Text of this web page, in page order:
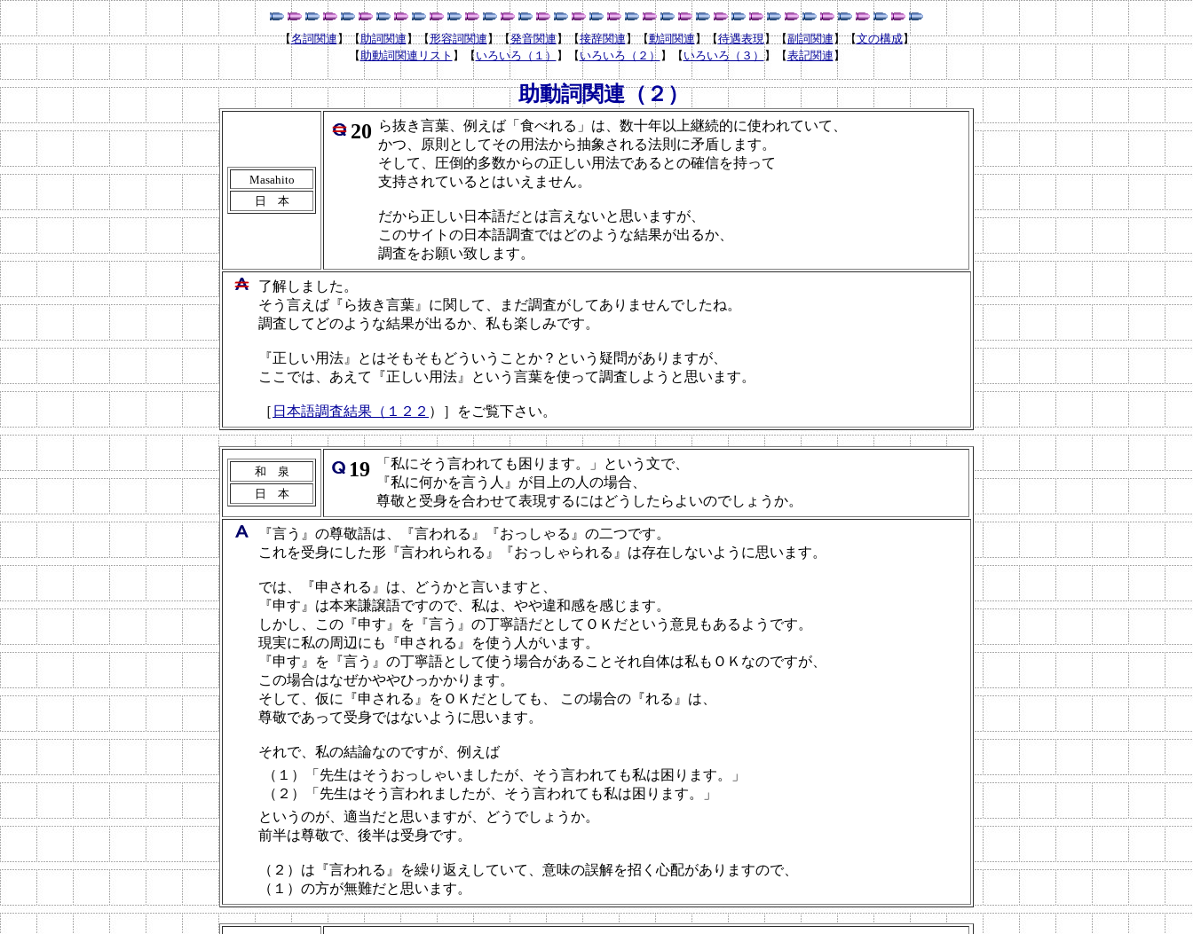
【名詞関連】【助詞関連】【形容詞関連】【発音関連】【接辞関連】【動詞関連】【待遇表現】【副詞関連】【文の構成】
【助動詞関連リスト 】【 いろいろ（１） 】【 いろいろ（２） 】【 いろいろ（３） 】 【表記関連 】
助動詞関連（２）
Masahito
日 本
20 ら抜き言葉 、例えば「食べれる」は、数十年以上継続的に使われていて、
かつ、原則としてその用法から抽象される法則に矛盾します。
そして、圧倒的多数からの正しい用法であるとの確信を持って
支持されているとはいえません。
だから正しい日本語だとは言えないと思いますが、
このサイトの日本語調査ではどのような結果が出るか、
調査をお願い致します。
了解しました。
そう言えば『ら抜き言葉』に関して、まだ調査がしてありませんでしたね。
調査してどのような結果が出るか、私も楽しみです。
『正しい用法』とはそもそもどういうことか？という疑問がありますが、
ここでは、あえて『正しい用法』という言葉を使って調査しようと思います。
［ 日本語調査結果（１２２ ）］をご覧下さい。
和 泉
日 本
19
「私にそう言われても困ります。」という文で、
『私に何かを言う人』が目上の人の場合、
尊敬と受身を合わせて表現するにはどうしたらよいのでしょうか。
『言う』の尊敬語は、『言われる』『おっしゃる』の二つです。
これを受身にした形『言われられる』『おっしゃられる』は存在しないように思います。
では、『申される』は、どうかと言いますと、
『申す』は本来謙譲語ですので、私は、やや違和感を感じます。
しかし、この『申す』を『言う』の丁寧語だとしてＯＫだという意見もあるようです。
現実に私の周辺にも『申される』を使う人がいます。
『申す』を『言う』の丁寧語として使う場合があることそれ自体は私もＯＫなのですが、
この場合はなぜかややひっかかります。
そして、仮に『申される』をＯＫだとしても、 この場合の『れる』は、
尊敬であって受身ではないように思います。
それで、私の結論なのですが、例えば
（１）「先生はそうおっしゃいましたが、そう言われても私は困ります。」
（２）「先生はそう言われましたが、そう言われても私は困ります。」
というのが、適当だと思いますが、どうでしょうか。
前半は尊敬で、後半は受身です。
（２）は『言われる』を繰り返えしていて、意味の誤解を招く心配がありますので、
（１）の方が無難だと思います。